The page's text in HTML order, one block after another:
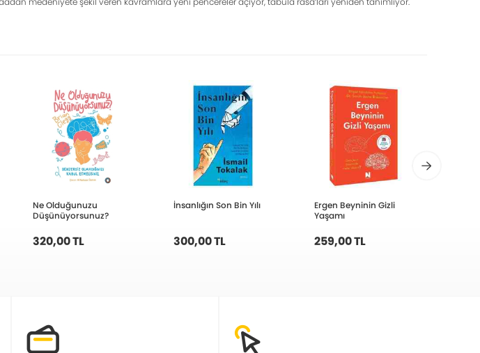
Ne Olduğunuzu
Düşünüyorsunuz?
320,00 TL
İnsanlığın Son Bin Yılı
300,00 TL
Ergen Beyninin Gizli
Yaşamı
259,00 TL